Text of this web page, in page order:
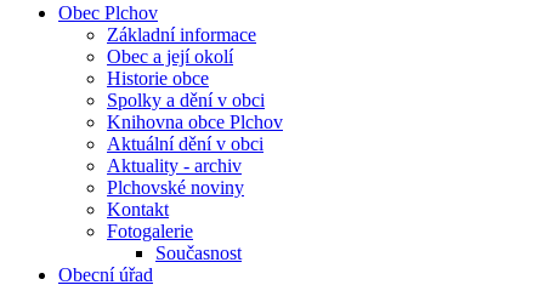
Obec Plchov
Základní informace
Obec a její okolí
Historie obce
Spolky a dění v obci
Knihovna obce Plchov
Aktuální dění v obci
Aktuality - archiv
Plchovské noviny
Kontakt
Fotogalerie
Současnost
Obecní úřad